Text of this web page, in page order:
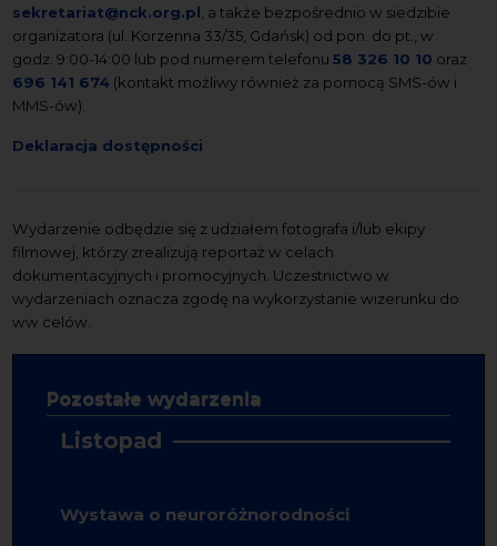
sekretariat@nck.org.pl, a także bezpośrednio w siedzibie
organizatora (ul. Korzenna 33/35, Gdańsk) od pon. do pt., w
godz. 9:00-14:00 lub pod numerem telefonu58 326 10 10 oraz
696 141 674 (kontakt możliwy również za pomocą SMS-ów i
MMS-ów).
Deklaracja dostępności
Wydarzenie odbędzie się z udziałem fotografa i/lub ekipy
filmowej, którzy zrealizują reportaż w celach
dokumentacyjnych i promocyjnych. Uczestnictwo w
wydarzeniach oznacza zgodę na wykorzystanie wizerunku do
ww celów.
Pozostałe wydarzenia
Listopad
Wystawa o neuroróżnorodności